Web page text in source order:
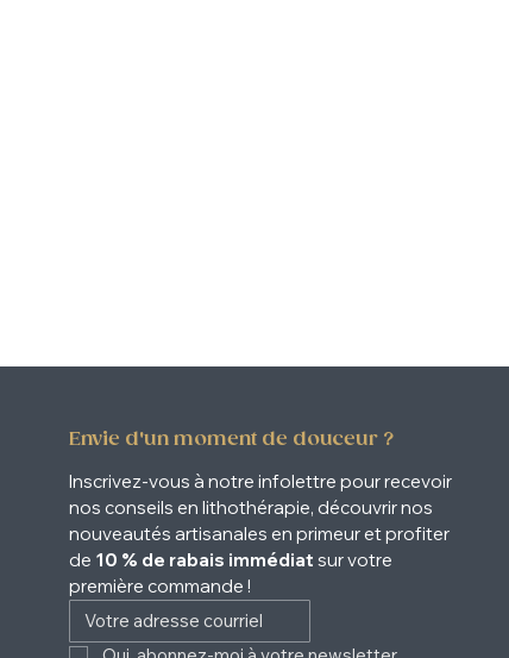
Envie d'un moment de douceur ?
Inscrivez-vous à notre infolettre pour recevoir
nos conseils en lithothérapie, découvrir nos
nouveautés artisanales en primeur et profiter
de 10 % de rabais immédiat sur votre
première commande !